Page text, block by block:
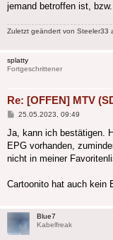
jemand betroffen ist,
Zuletzt geändert von Steeler33
splatty
Fortgeschrittener
Re: [OFFEN] MTV
Beitrag
25.05.2023, 09:49
Ja, kann ich bestätigen.
EPG vorhanden,
nicht in meiner
Cartoonito hat auch kein
Blue7
Kabelfreak